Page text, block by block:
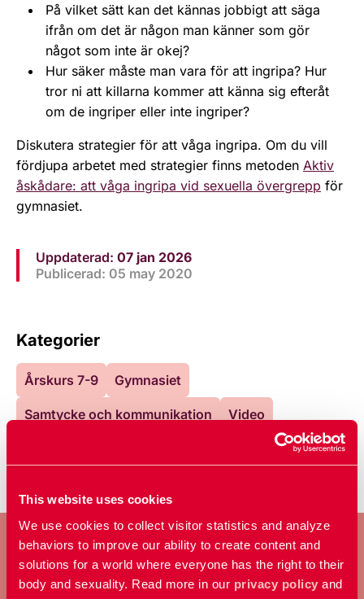
This website uses cookies
We use cookies to collect visitor statistics and analyze
behaviors to improve our ability to create content and
solutions for a world where everyone has the right to their
body and sexuality. Read more in our privacy policy and
På vilket sätt kan det kännas jobbigt att säga
ifrån om det är någon man känner som gör
något som inte är okej?
Hur säker måste man vara för att ingripa? Hur
tror ni att killarna kommer att känna sig efteråt
om de ingriper eller inte ingriper?
Diskutera strategier för att våga ingripa. Om du vill
fördjupa arbetet med strategier finns metoden Aktiv
åskådare: att våga ingripa vid sexuella övergrepp för
gymnasiet.
Uppdaterad: 07 jan 2026
Publicerad: 05 may 2020
Kategorier
Årskurs 7-9 Gymnasiet
Samtycke och kommunikation Video